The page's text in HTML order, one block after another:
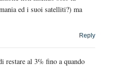
ed i suoi satelliti?) ma
Reply
restare al 3% fino a quando